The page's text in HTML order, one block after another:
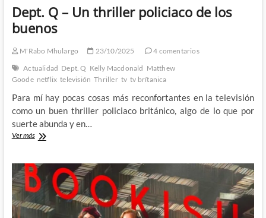
Dept. Q – Un thriller policiaco de los
buenos
M'Rabo Mhulargo 23/10/2025
4 comentarios
Actualidad Dept. Q Kelly Macdonald Matthew
Goode netflix televisión Thriller tv tv brítanica
Para mí hay pocas cosas más reconfortantes en la televisión
como un buen thriller policiaco británico, algo de lo que por
suerte abunda y en…
Ver másDept.
Un
thriller
policiaco
los